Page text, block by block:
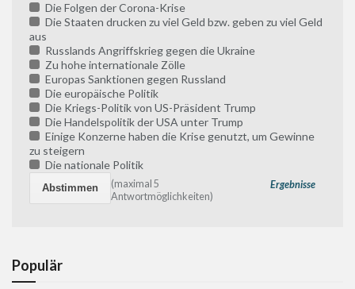
Die Folgen der Corona-Krise
Die Staaten drucken zu viel Geld bzw. geben zu viel Geld
aus
Russlands Angriffskrieg gegen die Ukraine
Zu hohe internationale Zölle
Europas Sanktionen gegen Russland
Die europäische Politik
Die Kriegs-Politik von US-Präsident Trump
Die Handelspolitik der USA unter Trump
Einige Konzerne haben die Krise genutzt, um Gewinne
zu steigern
Die nationale Politik
Ergebnisse
(maximal 5
Antwortmöglichkeiten)
Populär